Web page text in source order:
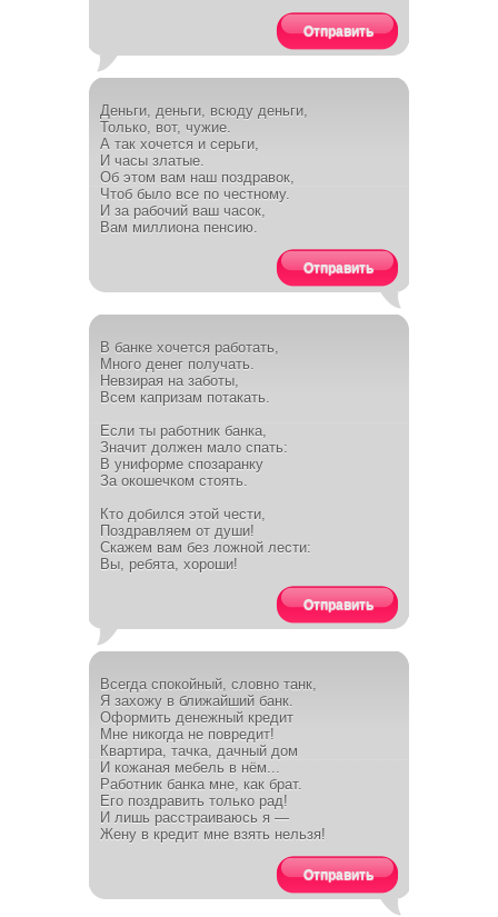
Отправить
Деньги, деньги, всюду деньги,
Только, вот, чужие.
А так хочется и серьги,
И часы златые.
Об этом вам наш поздравок,
Чтоб было все по честному.
И за рабочий ваш часок,
Вам миллиона пенсию.
Отправить
В банке хочется работать,
Много денег получать.
Невзирая на заботы,
Всем капризам потакать.
Если ты работник банка,
Значит должен мало спать:
В униформе спозаранку
За окошечком стоять.
Кто добился этой чести,
Поздравляем от души!
Скажем вам без ложной лести:
Вы, ребята, хороши!
Отправить
Всегда спокойный, словно танк,
Я захожу в ближайший банк.
Оформить денежный кредит
Мне никогда не повредит!
Квартира, тачка, дачный дом
И кожаная мебель в нём...
Работник банка мне, как брат.
Его поздравить только рад!
И лишь расстраиваюсь я —
Жену в кредит мне взять нельзя!
Отправить